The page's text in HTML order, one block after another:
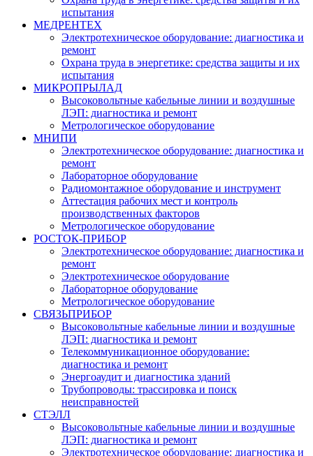
испытания
МЕДРЕНТЕХ
Электротехническое оборудование: диагностика и
ремонт
Охрана труда в энергетике: средства защиты и их
испытания
МИКРОПРЫЛАД
Высоковольтные кабельные линии и воздушные
ЛЭП: диагностика и ремонт
Метрологическое оборудование
МНИПИ
Электротехническое оборудование: диагностика и
ремонт
Лабораторное оборудование
Радиомонтажное оборудование и инструмент
Аттестация рабочих мест и контроль
производственных факторов
Метрологическое оборудование
РОСТОК-ПРИБОР
Электротехническое оборудование: диагностика и
ремонт
Электротехническое оборудование
Лабораторное оборудование
Метрологическое оборудование
СВЯЗЬПРИБОР
Высоковольтные кабельные линии и воздушные
ЛЭП: диагностика и ремонт
Телекоммуникационное оборудование:
диагностика и ремонт
Энергоаудит и диагностика зданий
Трубопроводы: трассировка и поиск
неисправностей
СТЭЛЛ
Высоковольтные кабельные линии и воздушные
ЛЭП: диагностика и ремонт
Электротехническое оборудование: диагностика и